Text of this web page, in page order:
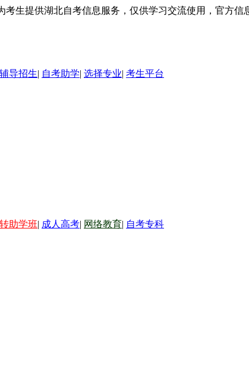
生提供湖北自考信息服务，仅供学习交流使用，官方信
辅导招生| 自考助学| 选择专业| 考生平台
转助学班| 成人高考| 网络教育| 自考专科